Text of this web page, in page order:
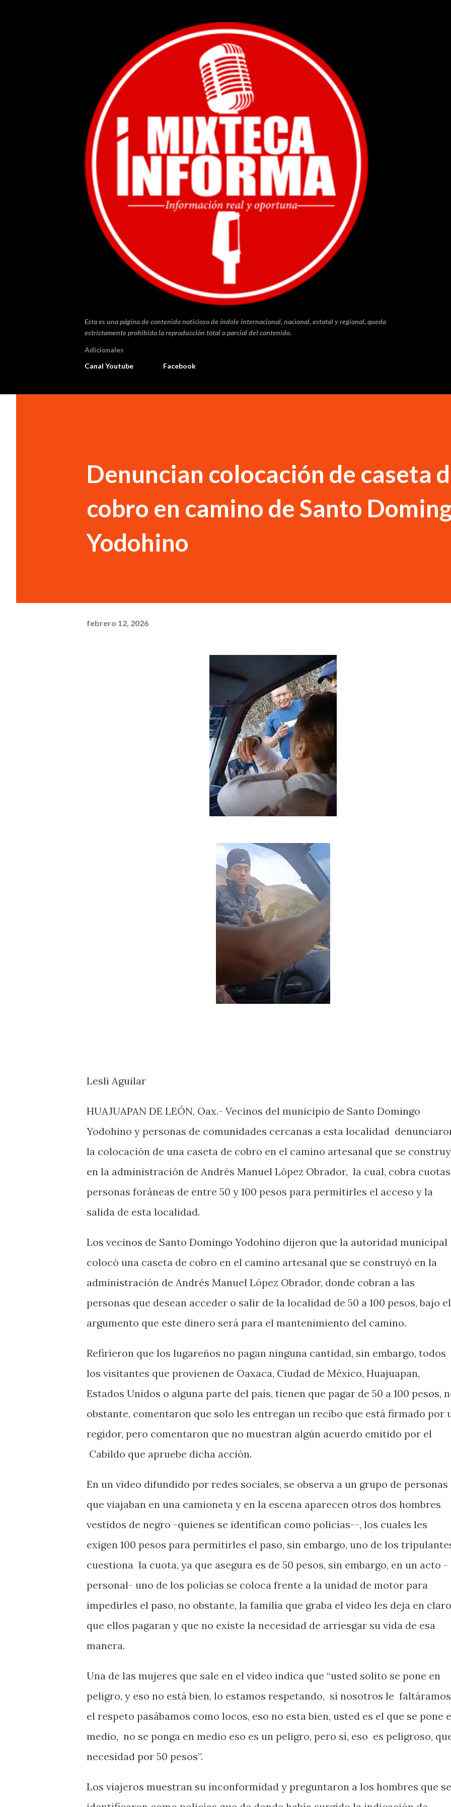
Esta es una página de contenido noticioso de índole internacional, nacional, estatal y regional, queda
estrictamente prohibida la reproducción total o parcial del contenido.
Adicionales
Canal Youtube
Facebook
Denuncian colocación de caseta
cobro en camino de Santo
Yodohino
febrero 12, 2026
Lesli Aguilar
HUAJUAPAN DE LEÓN, Oax.- Vecinos del municipio de Santo Domingo
Yodohino y personas de comunidades cercanas a esta localidad
la colocación de una caseta de cobro en el camino artesanal que se
en la administración de Andrés Manuel López Obrador, la cual, cobra
personas foráneas de entre 50 y 100 pesos para permitirles el acceso y la
salida de esta localidad.
Los vecinos de Santo Domingo Yodohino dijeron que la autoridad municipal
colocó una caseta de cobro en el camino artesanal que se construyó en la
administración de Andrés Manuel López Obrador, donde cobran a las
personas que desean acceder o salir de la localidad de 50 a 100 pesos, bajo el
argumento que este dinero será para el mantenimiento del camino.
Refirieron que los lugareños no pagan ninguna cantidad, sin embargo, todos
los visitantes que provienen de Oaxaca, Ciudad de México, Huajuapan,
Estados Unidos o alguna parte del país, tienen que pagar de 50 a 100 pesos,
obstante, comentaron que solo les entregan un recibo que está firmado por
regidor, pero comentaron que no muestran algún acuerdo emitido por el
Cabildo que apruebe dicha acción.
En un video difundido por redes sociales, se observa a un grupo de personas
que viajaban en una camioneta y en la escena aparecen otros dos hombres
vestidos de negro -quienes se identifican como policías--, los cuales les
exigen 100 pesos para permitirles el paso, sin embargo, uno de los
cuestiona la cuota, ya que asegura es de 50 pesos, sin embargo, en un acto -
personal- uno de los policías se coloca frente a la unidad de motor para
impedirles el paso, no obstante, la familia que graba el video les deja en claro
que ellos pagaran y que no existe la necesidad de arriesgar su vida de esa
manera.
Una de las mujeres que sale en el video indica que “usted solito se pone en
peligro, y eso no está bien, lo estamos respetando, sí nosotros le faltáramos
el respeto pasábamos como locos, eso no esta bien, usted es el que se pone
medio, no se ponga en medio eso es un peligro, pero sí, eso es peligroso,
necesidad por 50 pesos”.
Los viajeros muestran su inconformidad y preguntaron a los hombres que se